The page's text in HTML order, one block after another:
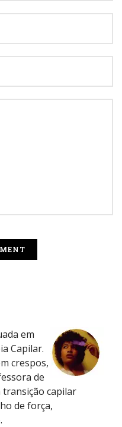
em
Capilar.
crespos,
de
transição capilar
de força,